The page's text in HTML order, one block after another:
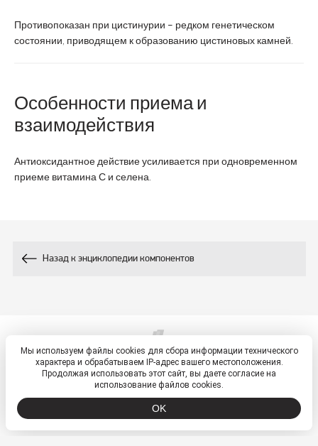
Противопоказан при цистинурии – редком генетическом
состоянии, приводящем к образованию цистиновых камней.
Особенности приема и
взаимодействия
Антиоксидантное действие усиливается при одновременном
приеме витамина С и селена.
Назад к энциклопедии компонентов
© 2026, ETM - портал
Политика обработки персональных данных
ООО «ВТФ» ОГРН 1027700549942 ИНН 7701250210
Мы используем файлы cookies для сбора информации технического
характера и обрабатываем IP-адрес вашего местоположения.
Продолжая использовать этот сайт, вы даете согласие на
использование файлов cookies.
OK